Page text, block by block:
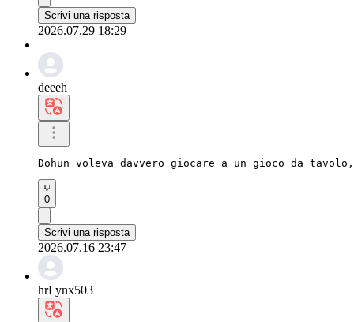
Scrivi una risposta
2026.07.29 18:29
deeeh
Dohun voleva davvero giocare a un gioco da
0
Scrivi una risposta
2026.07.16 23:47
hrLynx503